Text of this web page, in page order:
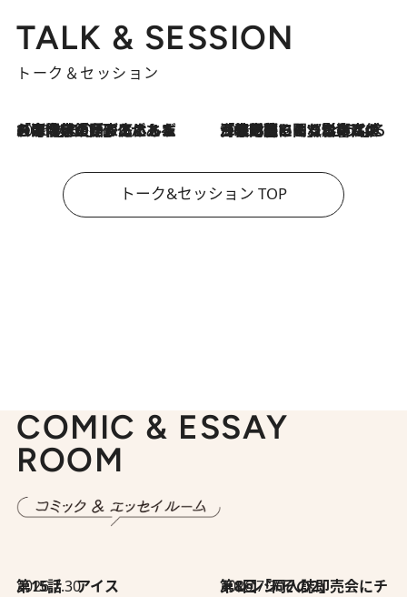
TALK & SESSION
トーク＆セッション
2026.8.3
「今後値上げがあるとすれば…」「リスクがあるのは今年の冬」エネルギー専門家が語る、ホルムズ海峡封鎖が家庭にもたらす“ある心配” 2026.8.3
「住宅建てられない…」「サーチャージ料の高値が続いている」ホルムズ海峡封鎖による影響はいつまで続く？《エネルギー専門家に聞く“どうなる日本の暮らし”》
トーク&セッション TOP
COMIC & ESSAY
ROOM
2026.7.30
第15話 アイス 2026.7.30
第8回「同人誌即売会にチャレンジ その2」